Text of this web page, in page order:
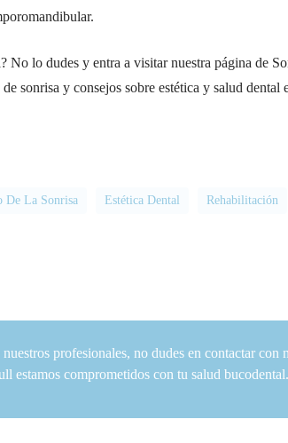
No lo dudes y entra a visitar nuestra página de
sonrisa y consejos sobre estética y salud dental
De La Sonrisa Estética Dental Rehabilitación
profesionales, no dudes en contactar con
estamos comprometidos con tu salud bucodental.